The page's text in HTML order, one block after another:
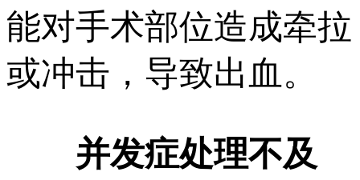
能对手术部位造成牵拉
或冲击，导致出血。
并发症处理不及